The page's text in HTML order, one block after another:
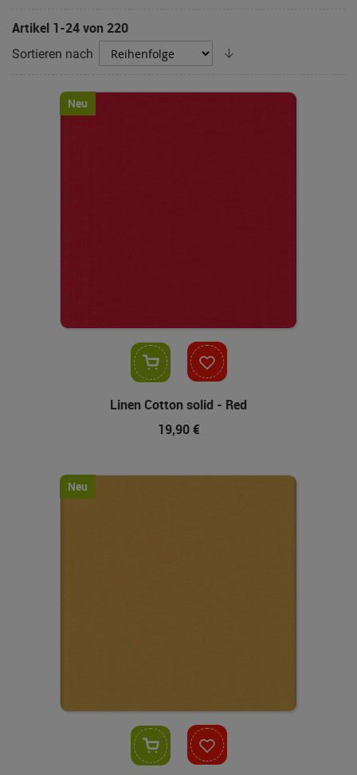
Artikel 1-24von 220
Sortieren nach
Neu
Linen Cotton solid - Red
19,90 €
Neu